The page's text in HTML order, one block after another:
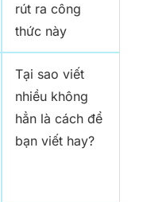
rút ra công
thức này
Tại sao viết
nhiều không
hẳn là cách để
bạn viết hay?